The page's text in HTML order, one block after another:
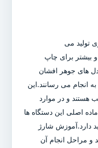
تولید می
و بیشتر برای چاپ
های جوهر افشان
انجام می رسانند.این
هستند و در موارد
اصلی این دستگاه ها
دارد.آموزش شارژ
و مراحل انجام آن